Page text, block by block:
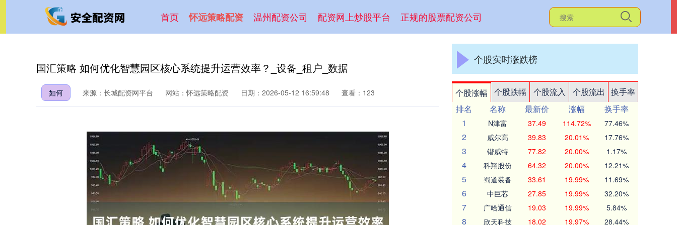
首页 怀远策略配资 温州配资公司 配资网上炒股平台 正规的股票配资公司
国汇策略 如何优化智慧园区核心系统提升运营效率？_设备_租户_数据
如何 来源：长城配资网平台 网站：怀远策略配资 日期：2026-05-12 16:59:48 查看：123
个股实时涨跌榜
个股涨幅 个股跌幅 个股流入 个股流出
换手率
排名
名称 最新价 涨幅
换手率
1
N津富 37.49 114.72% 77.46%
2 威尔高 39.83 20.01% 17.76%
3 锴威特 77.82 20.00% 1.17%
4 科翔股份 64.32 20.00% 12.21%
5 蜀道装备 33.61 19.99% 11.69%
6 中巨芯 27.85 19.99% 32.20%
7 广哈通信 19.03 19.99% 5.84%
8 欣天科技 18.02 19.97% 28.44%